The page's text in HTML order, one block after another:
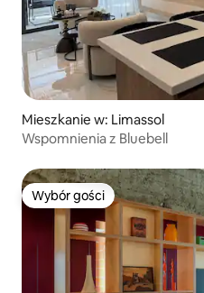
Mieszkanie w: Limassol
Wspomnienia z Bluebell
Wybór gości
Wybór gości